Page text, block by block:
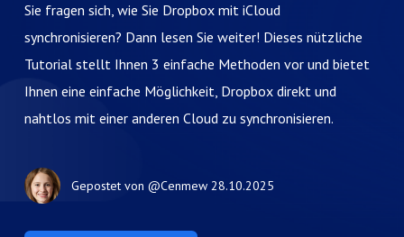
Sie fragen sich, wie Sie Dropbox mit iCloud
synchronisieren? Dann lesen Sie weiter! Dieses nützliche
Tutorial stellt Ihnen 3 einfache Methoden vor und bietet
Ihnen eine einfache Möglichkeit, Dropbox direkt und
nahtlos mit einer anderen Cloud zu synchronisieren.
Gepostet von @Cenmew 28.10.2025